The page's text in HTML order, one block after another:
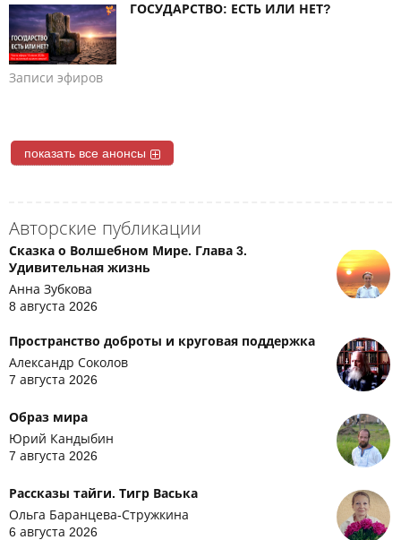
ГОСУДАРСТВО: ЕСТЬ ИЛИ НЕТ?
Записи эфиров
показать все анонсы
Авторские публикации
Сказка о Волшебном Мире. Глава 3.
Удивительная жизнь
Анна Зубкова
8 августа 2026
Пространство доброты и круговая поддержка
Александр Соколов
7 августа 2026
Образ мира
Юрий Кандыбин
7 августа 2026
Рассказы тайги. Тигр Васька
Ольга Баранцева-Стружкина
6 августа 2026